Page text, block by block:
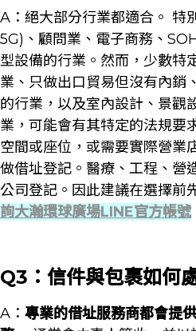
A：絕大部分行業都適合。 特
5G)、顧問業、電子商務、
型設備的行業。然而，少數特
業、只做出口貿易但沒有內銷
的行業，以及室內設計、景觀
業，可能會有其特定的法規要
空間或座位，或需要實際營業
做借址登記。醫療、工程、營
公司登記。因此建議在選擇前
詢大瀚環球廣場LINE官方帳號
Q3：信件與包裹如何
A： 專業的借址服務商都會提